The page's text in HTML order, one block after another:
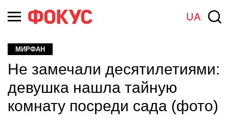
UA
МИРФАН
Не замечали десятилетиями:
девушка нашла тайную
комнату посреди сада (фото)